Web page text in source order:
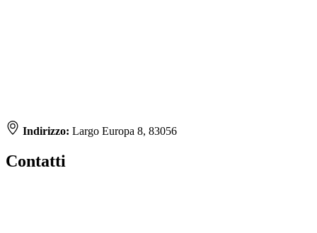
Indirizzo: Largo Europa 8, 83056
Contatti